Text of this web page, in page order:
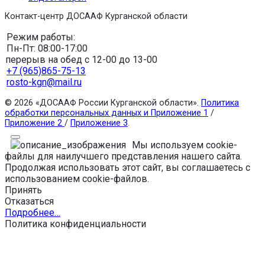
Контакт-центр ДОСААФ Курганской области
Режим работы:
Пн-Пт: 08:00-17:00
перерыв на обед с 12-00 до 13-00
+7 (965)865-75-13
rosto-kgn@mail.ru
© 2026 «ДОСААФ России Курганской области». Политика
обработки персональных данных и Приложение 1 /
Приложение 2 / Приложение 3.
Мы используем cookie-
файлы для наилучшего представления нашего сайта.
Продолжая использовать этот сайт, вы соглашаетесь с
использованием cookie-файлов.
Принять
Отказаться
Подробнее…
Политика конфиденциальности